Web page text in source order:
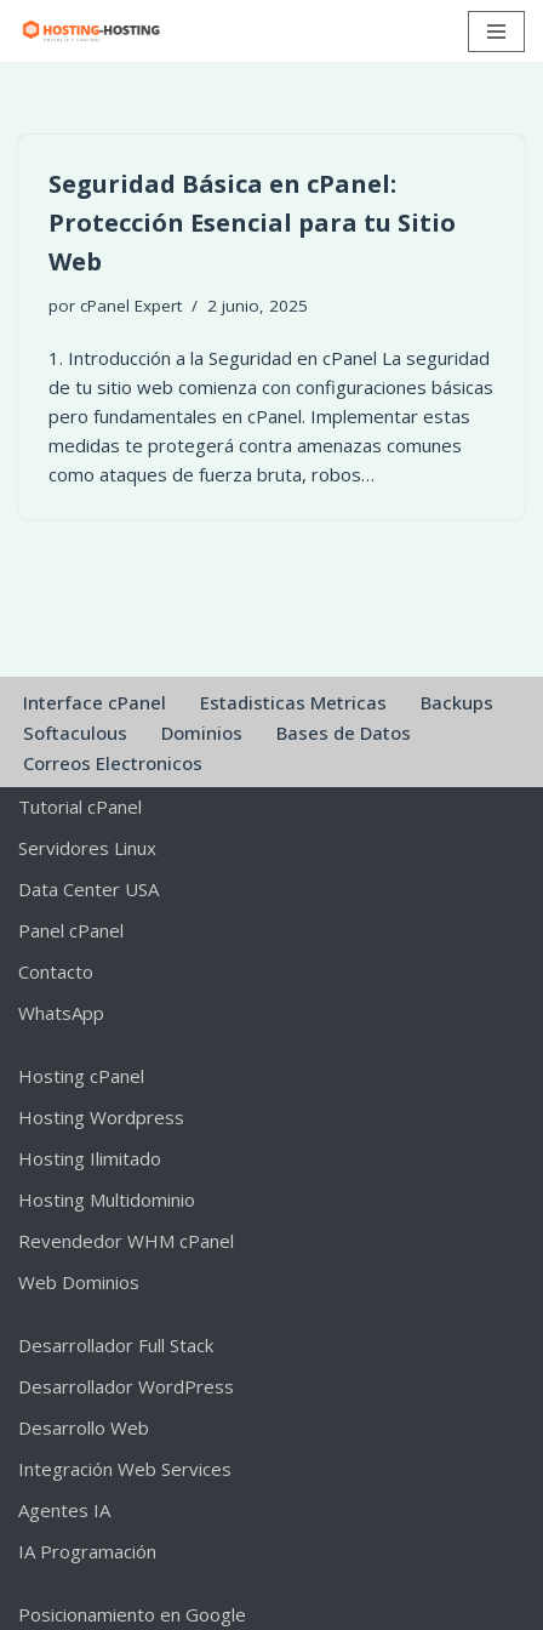
Seguridad Básica en cPanel:
Protección Esencial para tu Sitio
Web
por cPanel Expert 2 junio, 2025
1. Introducción a la Seguridad en cPanel La seguridad
de tu sitio web comienza con configuraciones básicas
pero fundamentales en cPanel. Implementar estas
medidas te protegerá contra amenazas comunes
como ataques de fuerza bruta, robos…
Interface cPanel Estadisticas Metricas
Backups
Softaculous
Dominios
Bases de Datos
Correos Electronicos
Tutorial cPanel
Servidores Linux
Data Center USA
Panel cPanel
Contacto
WhatsApp
Hosting cPanel
Hosting Wordpress
Hosting Ilimitado
Hosting Multidominio
Revendedor WHM cPanel
Web Dominios
Desarrollador Full Stack
Desarrollador WordPress
Desarrollo Web
Integración Web Services
Agentes IA
IA Programación
Posicionamiento en Google